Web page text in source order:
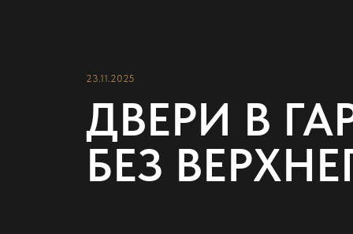
23.11.2025
ДВЕРИ В
БЕЗ